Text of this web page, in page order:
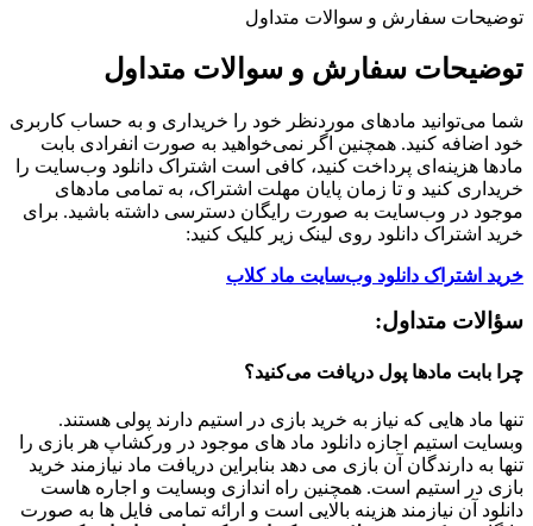
توضیحات سفارش و سوالات متداول
توضیحات سفارش و سوالات متداول
شما می‌توانید مادهای موردنظر خود را خریداری و به حساب کاربری
خود اضافه کنید. همچنین اگر نمی‌خواهید به صورت انفرادی بابت
مادها هزینه‌ای پرداخت کنید، کافی است اشتراک دانلود وب‌سایت را
خریداری کنید و تا زمان پایان مهلت اشتراک، به تمامی مادهای
موجود در وب‌سایت به صورت رایگان دسترسی داشته باشید. برای
خرید اشتراک دانلود روی لینک زیر کلیک کنید:
خرید اشتراک دانلود وب‌سایت ماد کلاب
سؤالات متداول:
چرا بابت مادها پول دریافت می‌کنید؟
تنها ماد هایی که نیاز به خرید بازی در استیم دارند پولی هستند.
وبسایت استیم اجازه دانلود ماد های موجود در ورکشاپ هر بازی را
تنها به دارندگان آن بازی می دهد بنابراین دریافت ماد نیازمند خرید
بازی در استیم است. همچنین راه اندازی وبسایت و اجاره هاست
دانلود آن نیازمند هزینه بالایی است و ارائه تمامی فایل ها به صورت